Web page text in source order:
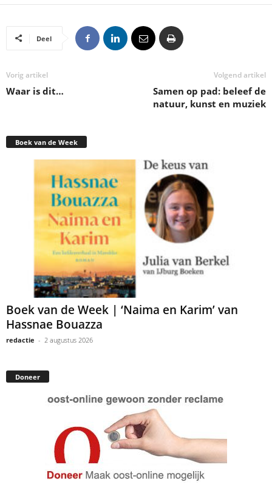
Deel
Vorig artikel
Waar is dit…
Volgend artikel
Samen op pad: beleef de
natuur, kunst en muziek
Boek van de Week
Boek van de Week | ‘Naima en Karim’ van
Hassnae Bouazza
redactie - 2 augustus 2026
Doneer